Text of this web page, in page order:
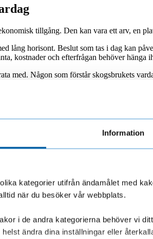
Information
kategorier utifrån ändamålet med
när du besöker vår webbplats.
i de andra kategorierna behöver vi
ändra dina inställningar eller
tillgång. Den kan vara ett arv, en
lång horisont. Beslut som tas i dag kan
kostnader och efterfrågan behöver hänga
med. Någon som förstår skogsbrukets
sig igen, fortsätter Bjarte.
behöver planeras i rätt tid. Maskiner och
andra handlar det om att räkna på hur
Det handlar också om
förstå konsekvenserna och fatta